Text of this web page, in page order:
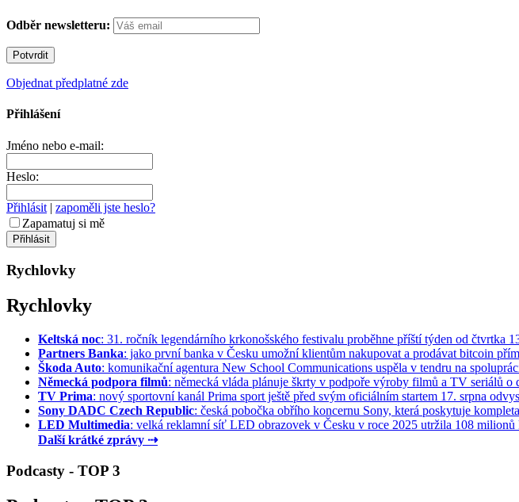
Odběr newsletteru:
Objednat předplatné zde
Přihlášení
Jméno nebo e-mail:
Heslo:
Přihlásit | zapoměli jste heslo?
Zapamatuj si mě
Rychlovky
Rychlovky
Keltská noc: 31. ročník legendárního krkonošského festivalu proběhne příští týden od čtvrtka
Partners Banka: jako první banka v Česku umožní klientům nakupovat a prodávat bitcoin
Škoda Auto: komunikační agentura New School Communications uspěla v tendru na
Německá podpora filmů: německá vláda plánuje škrty v podpoře výroby filmů a TV seriálů o
TV Prima: nový sportovní kanál Prima sport ještě před svým oficiálním startem 17. srpna
Sony DADC Czech Republic: česká pobočka obřího koncernu Sony, která poskytuje
LED Multimedia: velká reklamní síť LED obrazovek v Česku v roce 2025 utržila 108
Další krátké zprávy ⇢
Podcasty - TOP 3